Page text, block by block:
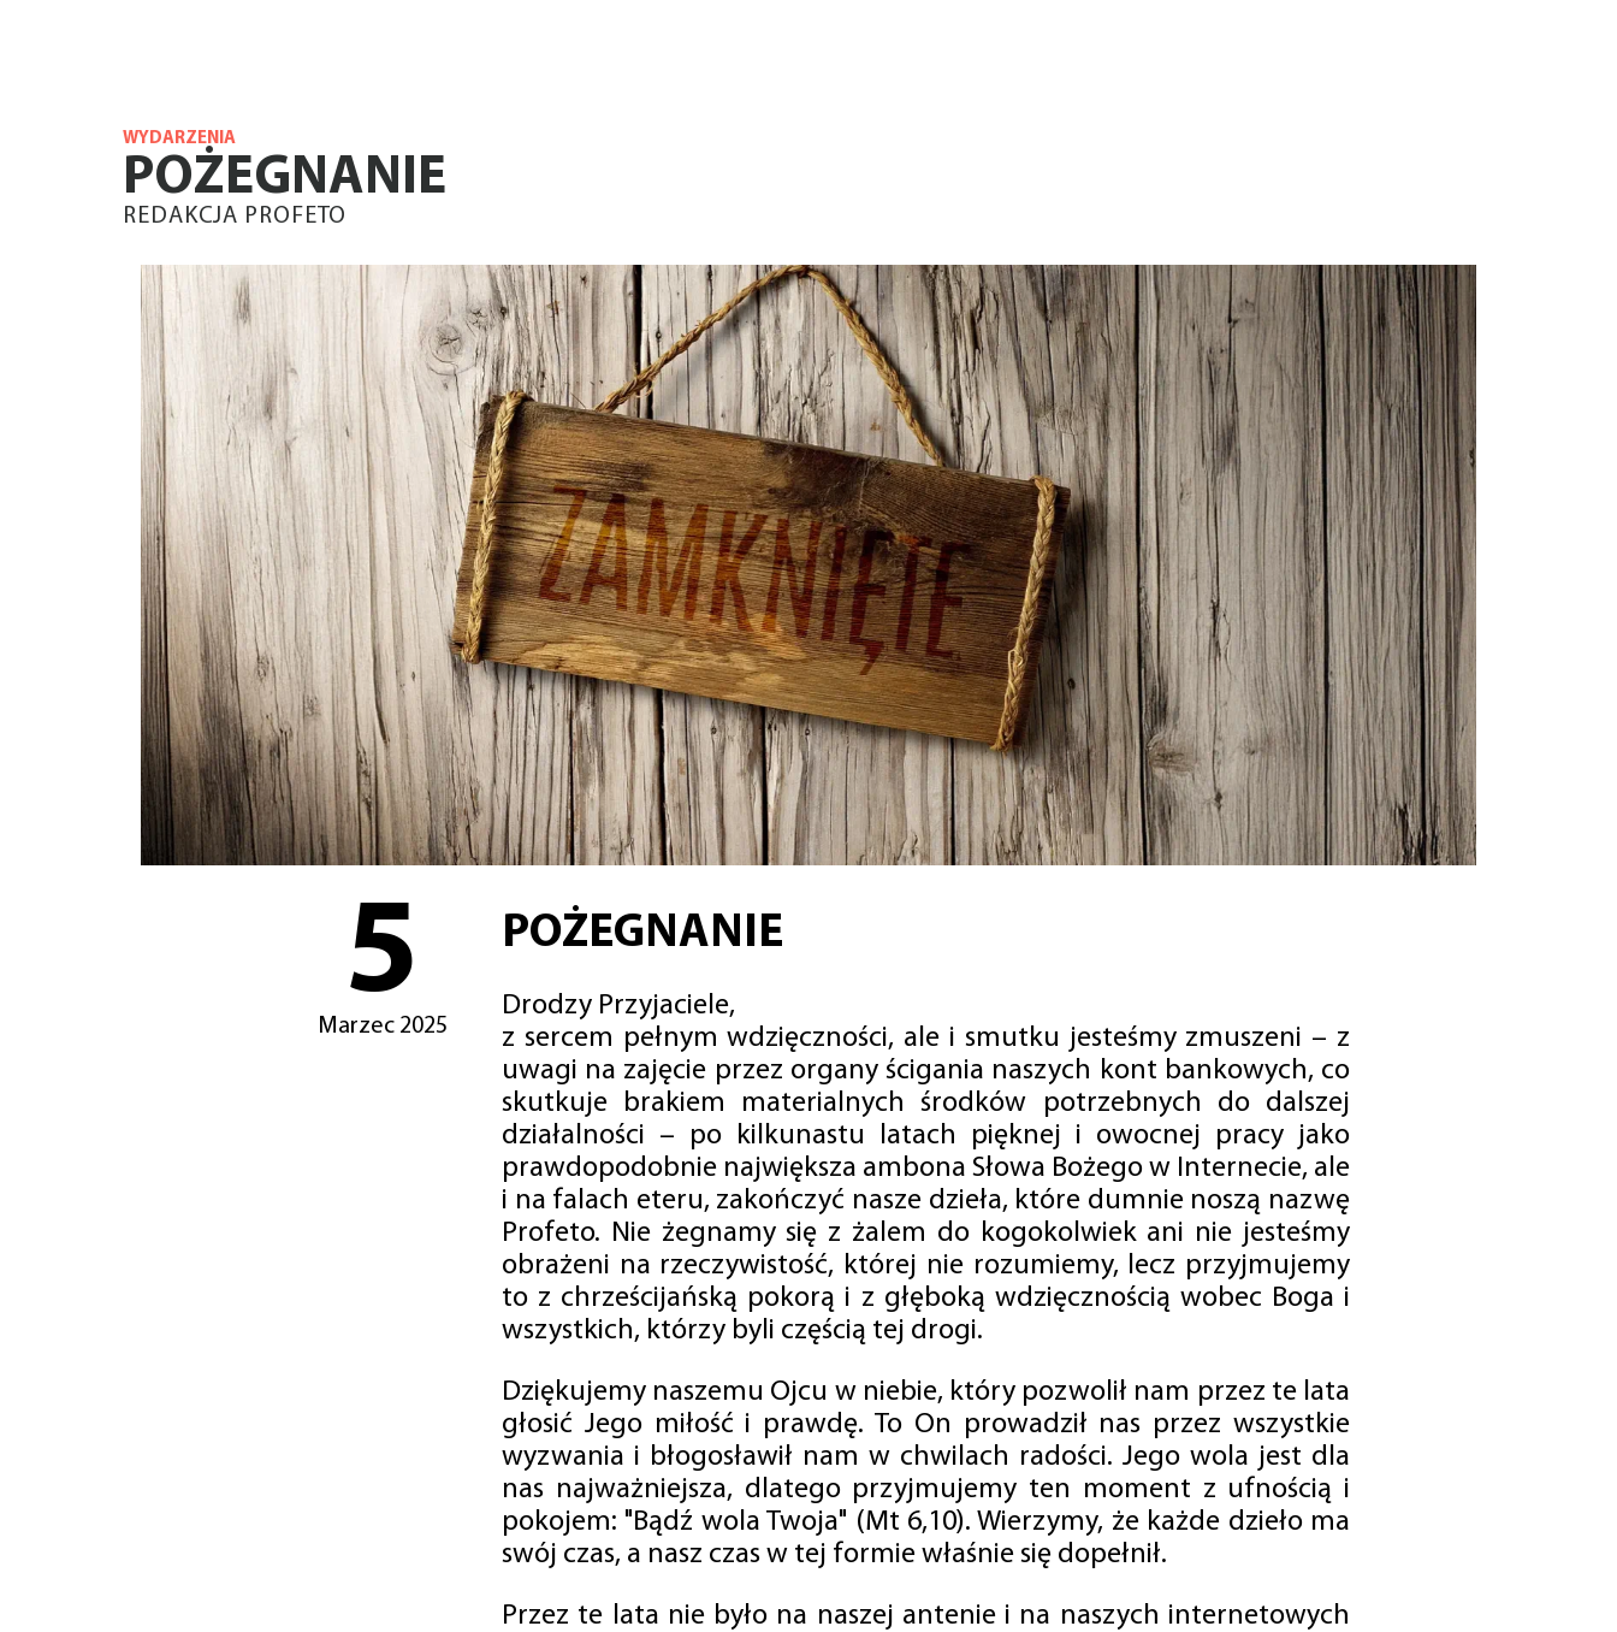
WYDARZENIA
POŻEGNANIE
REDAKCJA PROFETO
5
Marzec 2025
POŻEGNANIE
Drodzy Przyjaciele,
z sercem pełnym wdzięczności, ale i smutku jesteśmy zmuszeni – z
uwagi na zajęcie przez organy ścigania naszych kont bankowych, co
skutkuje brakiem materialnych środków potrzebnych do dalszej
działalności – po kilkunastu latach pięknej i owocnej pracy jako
prawdopodobnie największa ambona Słowa Bożego w Internecie, ale
i na falach eteru, zakończyć nasze dzieła, które dumnie noszą nazwę
Profeto. Nie żegnamy się z żalem do kogokolwiek ani nie jesteśmy
obrażeni na rzeczywistość, której nie rozumiemy, lecz przyjmujemy
to z chrześcijańską pokorą i z głęboką wdzięcznością wobec Boga i
wszystkich, którzy byli częścią tej drogi.
Dziękujemy naszemu Ojcu w niebie, który pozwolił nam przez te lata
głosić Jego miłość i prawdę. To On prowadził nas przez wszystkie
wyzwania i błogosławił nam w chwilach radości. Jego wola jest dla
nas najważniejsza, dlatego przyjmujemy ten moment z ufnością i
pokojem: "Bądź wola Twoja" (Mt 6,10). Wierzymy, że każde dzieło ma
swój czas, a nasz czas w tej formie właśnie się dopełnił.
Przez te lata nie było na naszej antenie i na naszych internetowych